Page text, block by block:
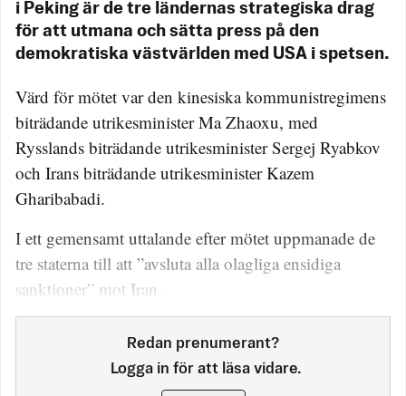
i Peking är de tre ländernas strategiska drag
för att utmana och sätta press på den
demokratiska västvärlden med USA i spetsen.
Värd för mötet var den kinesiska kommunistregimens
biträdande utrikesminister Ma Zhaoxu, med
Rysslands biträdande utrikesminister Sergej Ryabkov
och Irans biträdande utrikesminister Kazem
Gharibabadi.
I ett gemensamt uttalande efter mötet uppmanade de
tre staterna till att ”avsluta alla olagliga ensidiga
sanktioner” mot Iran.
Redan prenumerant?
Logga in för att läsa vidare.